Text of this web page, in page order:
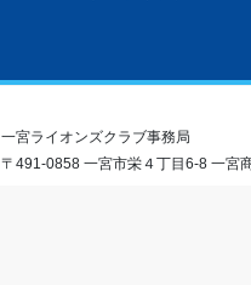
一宮ライオンズクラブ事務局
〒491-0858 一宮市栄４丁目6-8 一宮